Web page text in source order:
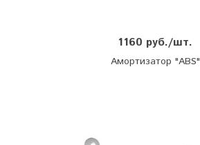
1160 руб./шт.
Амортизатор "ABS"